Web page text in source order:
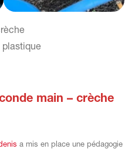
main – crèche
a mis en place une pédagogie